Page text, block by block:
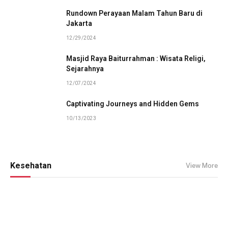
Rundown Perayaan Malam Tahun Baru di
Jakarta
12/29/2024
Masjid Raya Baiturrahman : Wisata Religi,
Sejarahnya
12/07/2024
Captivating Journeys and Hidden Gems
10/13/2023
Kesehatan View More